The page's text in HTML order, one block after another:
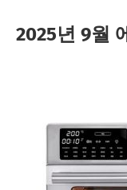
2025년 9월